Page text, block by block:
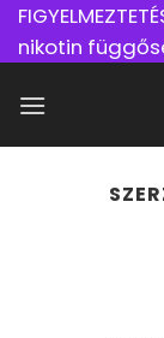
Tartalomra
ugrás
nikotin